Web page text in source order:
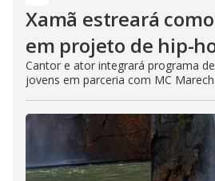
Xamã estreará
em projeto de hip-
Cantor e ator integrará programa
jovens em parceria com MC